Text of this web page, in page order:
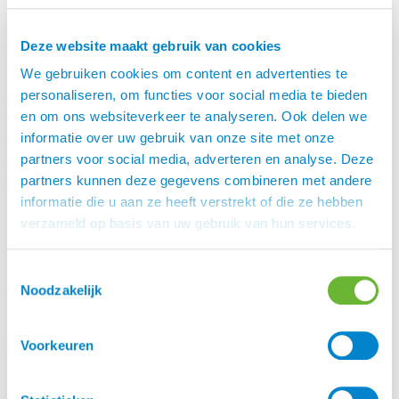
Deze website maakt gebruik van cookies
We gebruiken cookies om content en advertenties te
personaliseren, om functies voor social media te bieden
en om ons websiteverkeer te analyseren. Ook delen we
informatie over uw gebruik van onze site met onze
partners voor social media, adverteren en analyse. Deze
partners kunnen deze gegevens combineren met andere
informatie die u aan ze heeft verstrekt of die ze hebben
verzameld op basis van uw gebruik van hun services.
Noodzakelijk
Voorkeuren
Eques
Eques is een mooi Deens merk, speciaal voor
IJslanders. Rasmus Møller Jensen is begonnen met
zadels maar inmiddels heeft Eques meer dan 300
unieke artikelen in het assortiment. Eques heeft
een mooie lijn hoofdstellen en ook prachtige
zadels.
Eques